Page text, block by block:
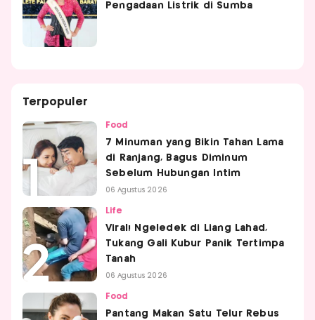
Pengadaan Listrik di Sumba
Terpopuler
Food
7 Minuman yang Bikin Tahan Lama
di Ranjang, Bagus Diminum
Sebelum Hubungan Intim
06 Agustus 2026
Life
Viral! Ngeledek di Liang Lahad,
Tukang Gali Kubur Panik Tertimpa
Tanah
06 Agustus 2026
Food
Pantang Makan Satu Telur Rebus